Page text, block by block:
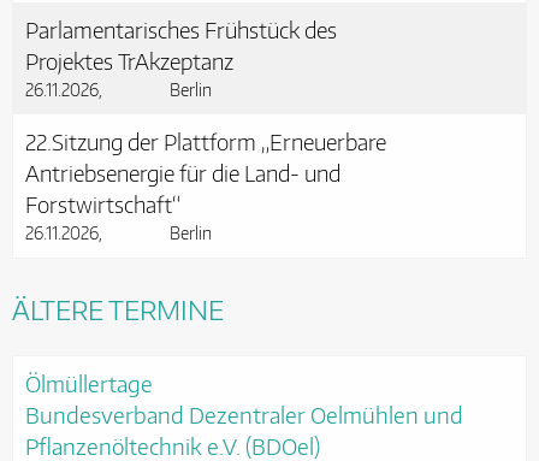
Parlamentarisches Frühstück des
Projektes TrAkzeptanz
26.11.2026 Berlin
22.Sitzung der Plattform „Erneuerbare
Antriebsenergie für die Land- und
Forstwirtschaft“
26.11.2026 Berlin
ÄLTERE TERMINE
Ölmüllertage
Bundesverband Dezentraler Oelmühlen und
Pflanzenöltechnik e.V. (BDOel)